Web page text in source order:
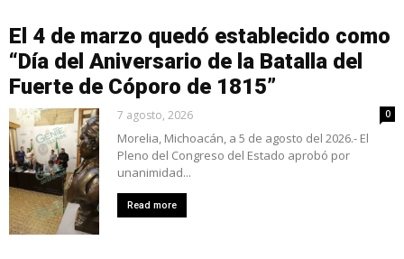
El 4 de marzo quedó establecido como
“Día del Aniversario de la Batalla del
Fuerte de Cóporo de 1815”
7 agosto, 2026 0
Morelia, Michoacán, a 5 de agosto del 2026.- El
Pleno del Congreso del Estado aprobó por
unanimidad...
Read more